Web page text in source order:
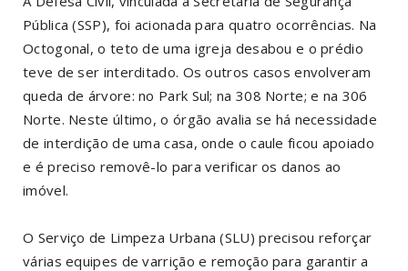
Pública (SSP), foi acionada para quatro ocorrências. Na
Octogonal, o teto de uma igreja desabou e o prédio
teve de ser interditado. Os outros casos envolveram
queda de árvore: no Park Sul; na 308 Norte; e na 306
Norte. Neste último, o órgão avalia se há necessidade
de interdição de uma casa, onde o caule ficou apoiado
e é preciso removê-lo para verificar os danos ao
imóvel.
O Serviço de Limpeza Urbana (SLU) precisou reforçar
várias equipes de varrição e remoção para garantir a